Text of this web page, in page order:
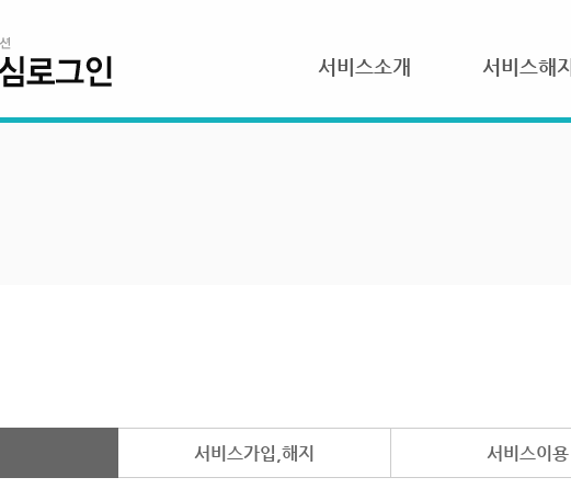
서비스소개 서비스해지
서비스가입,해지 서비스이용